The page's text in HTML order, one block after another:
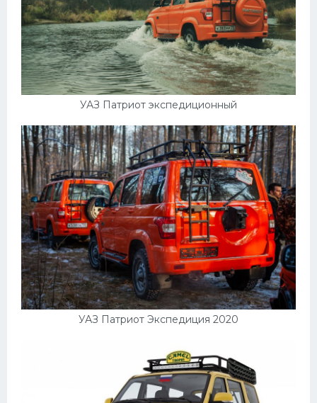
УАЗ Патриот экспедиционный
УАЗ Патриот Экспедиция 2020